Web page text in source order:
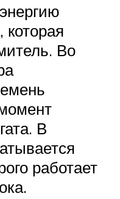
которая
Во
В
работает